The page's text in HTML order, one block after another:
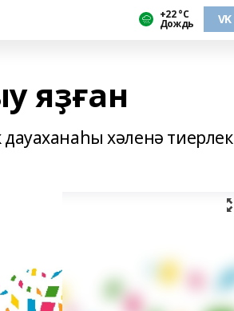
+22 °С
Дождь VK
яҙған
хәленә тиерлек